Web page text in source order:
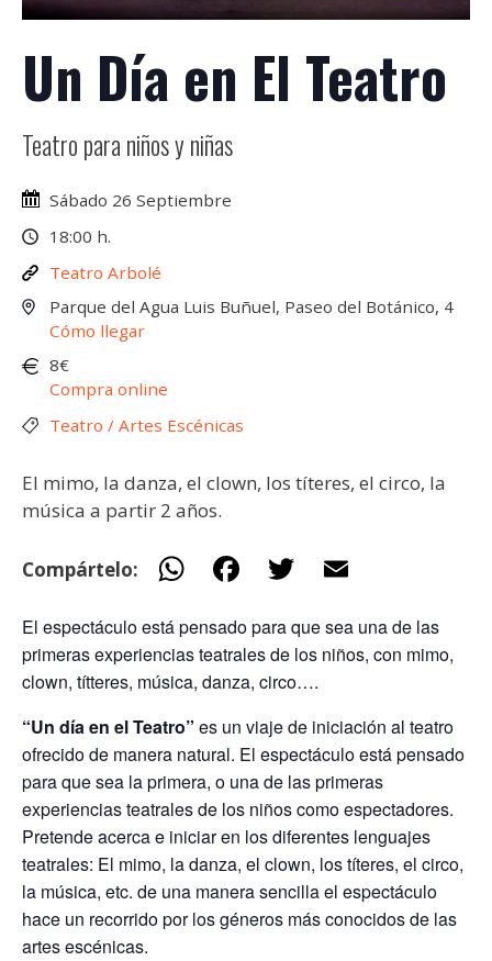
Un Día en El Teatro
Teatro para niños y niñas
Sábado 26 Septiembre
18:00 h.
Teatro Arbolé
Parque del Agua Luis Buñuel, Paseo del Botánico, 4
Cómo llegar
8€
Compra online
Teatro / Artes Escénicas
El mimo, la danza, el clown, los títeres, el circo, la
música a partir 2 años.
Compártelo: W
at
s
A
p
p
e
b
o
o
k
itt
er
ai
l
El espectáculo está pensado para que sea una de las
primeras experiencias teatrales de los niños, con mimo,
clown, títteres, música, danza, circo….
“Un día en el Teatro” es un viaje de iniciación al teatro
ofrecido de manera natural. El espectáculo está pensado
para que sea la primera, o una de las primeras
experiencias teatrales de los niños como espectadores.
Pretende acerca e iniciar en los diferentes lenguajes
teatrales: El mimo, la danza, el clown, los títeres, el circo,
la música, etc. de una manera sencilla el espectáculo
hace un recorrido por los géneros más conocidos de las
artes escénicas.